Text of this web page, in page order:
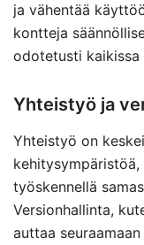
ja vähentää
kontteja
odotetusti kaikissa
Yhteistyö ja
Yhteistyö on
työskennellä
Versionhallinta,
auttaa